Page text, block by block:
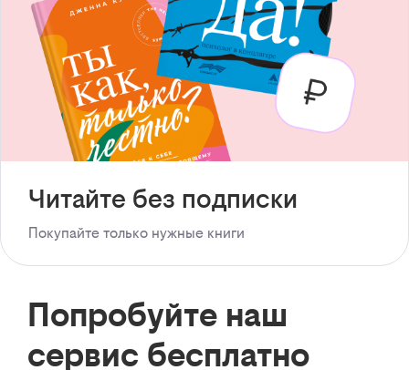
Читайте без подписки
Покупайте только нужные книги
Попробуйте наш
сервис бесплатно